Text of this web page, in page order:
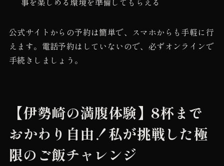
公式サイトからの予約は簡単で、スマホからも手軽に行
えます。電話予約はしていないので、必ずオンラインで
手続きしましょう。
【伊勢崎の満腹体験】8杯まで
おかわり自由！私が挑戦した極
限のご飯チャレンジ